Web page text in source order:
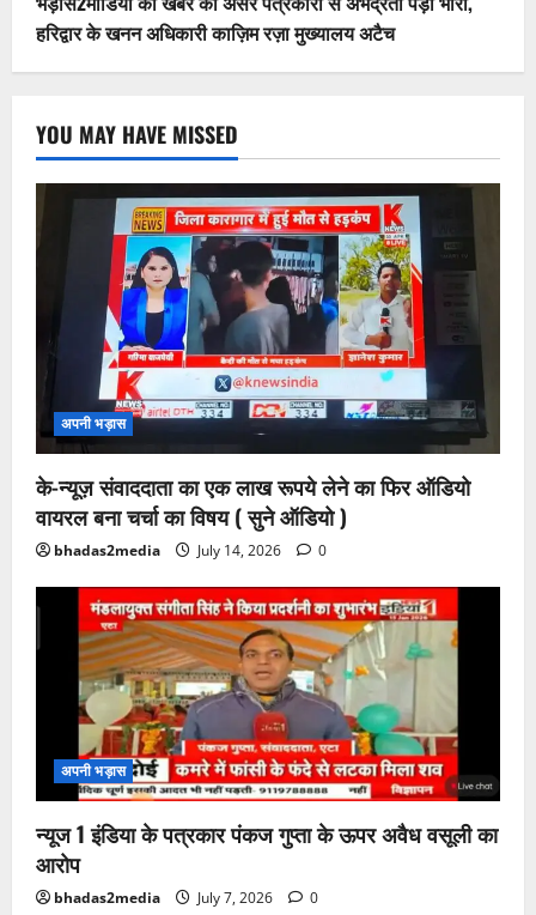
हरिद्वार के खनन अधिकारी काज़िम रज़ा मुख्यालय अटैच
YOU MAY HAVE MISSED
अपनी भड़ास
के-न्यूज़ संवाददाता का एक लाख रूपये लेने का फिर ऑडियो
वायरल बना चर्चा का विषय ( सुने ऑडियो )
bhadas2media July 14, 2026 0
अपनी भड़ास
न्यूज 1 इंडिया के पत्रकार पंकज गुप्ता के ऊपर अवैध वसूली का
आरोप
bhadas2media July 7, 2026 0